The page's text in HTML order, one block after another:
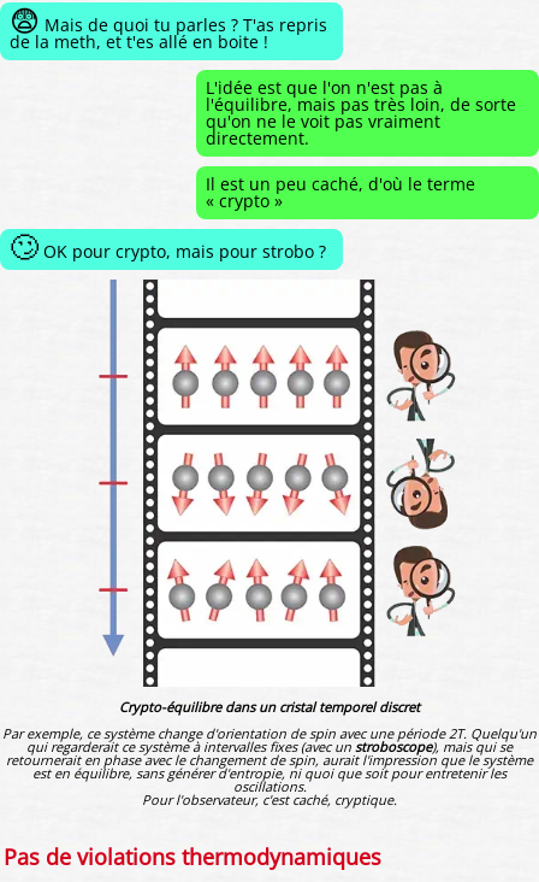
😨 Mais de quoi tu parles ? T'as repris
de la meth, et t'es allé en boite !
L'idée est que l'on n'est pas à
l'équilibre, mais pas très loin, de sorte
qu'on ne le voit pas vraiment
directement.
Il est un peu caché, d'où le terme
« crypto »
🙄 OK pour crypto, mais pour strobo ?
Crypto-équilibre dans un cristal temporel discret
Par exemple, ce système change d'orientation de spin avec une période 2T. Quelqu'un
qui regarderait ce système à intervalles fixes (avec un stroboscope), mais qui se
retournerait en phase avec le changement de spin, aurait l'impression que le système
est en équilibre, sans générer d'entropie, ni quoi que soit pour entretenir les
oscillations.
Pour l'observateur, c'est caché, cryptique.
Pas de violations thermodynamiques